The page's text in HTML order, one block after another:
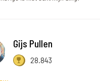
Gijs Pullen
28.843